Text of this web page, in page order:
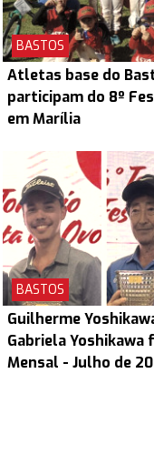
BASTOS
Atletas base do
participam do 8º
em Marília
BASTOS
Guilherme
Gabriela
Mensal - Julho de